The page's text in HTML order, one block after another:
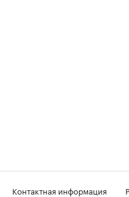
Контактная информация